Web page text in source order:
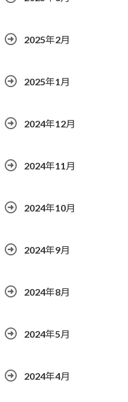
2025年2月
2025年1月
2024年12月
2024年11月
2024年10月
2024年9月
2024年8月
2024年5月
2024年4月